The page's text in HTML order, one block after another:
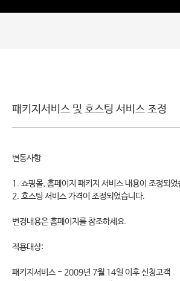
패키지서비스 및 호스팅 서비스 조정
변동사항
1. 쇼핑몰, 홈페이지 패키지 서비스 내용이 조정되었
2. 호스팅 서비스 가격이 조정되었습니다.
변경내용은 홈페이지를 참조하세요.
적용대상:
패키지서비스 - 2009년 7월 14일 이후 신청고객